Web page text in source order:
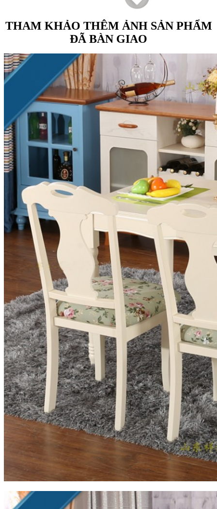
THAM KHẢO THÊM ẢNH SẢN PHẨM
ĐÃ BÀN GIAO